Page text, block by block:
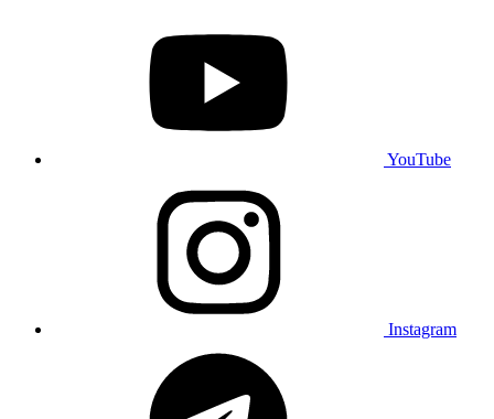
YouTube
Instagram